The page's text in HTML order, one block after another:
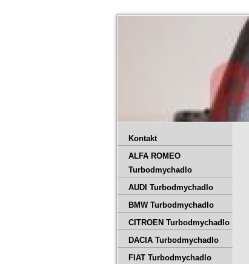
Kontakt
ALFA ROMEO
Turbodmychadlo
AUDI Turbodmychadlo
BMW Turbodmychadlo
CITROEN Turbodmychadlo
DACIA Turbodmychadlo
FIAT Turbodmychadlo